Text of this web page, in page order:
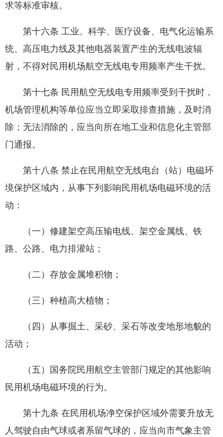
求等标准审核。
第十六条 工业、科学、医疗设备、电气化运输系
统、高压电力线及其他电器装置产生的无线电波辐
射，不得对民用机场航空无线电专用频率产生干扰。
第十七条 民用航空无线电专用频率受到干扰时，
机场管理机构等单位应当立即采取排查措施，及时消
除；无法消除的，应当向所在地工业和信息化主管部
门通报。
第十八条 禁止在民用航空无线电台（站）电磁环
境保护区域内，从事下列影响民用机场电磁环境的活
动：
（一）修建架空高压输电线、架空金属线、铁
路、公路、电力排灌站；
（二）存放金属堆积物；
（三）种植高大植物；
（四）从事掘土、采砂、采石等改变地形地貌的
活动；
（五）国务院民用航空主管部门规定的其他影响
民用机场电磁环境的行为。
第十九条 在民用机场净空保护区域外需要升放无
人驾驶自由气球或者系留气球的，应当向市气象主管